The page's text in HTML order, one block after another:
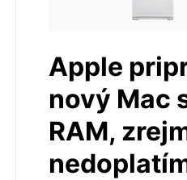
Apple
nový Mac
RAM,